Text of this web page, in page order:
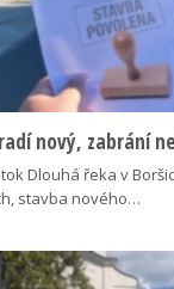
nový, zabrání
Dlouhá řeka v
stavba nového…